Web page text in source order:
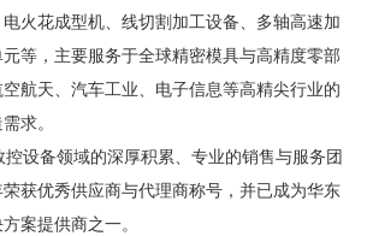
火花成型机、线切割加工设备、多轴高速加
等，主要服务于全球精密模具与高精度零部
航天、汽车工业、电子信息等高精尖行业的
求。
设备领域的深厚积累、专业的销售与服务团
获优秀供应商与代理商称号，并已成为华东
案提供商之一。